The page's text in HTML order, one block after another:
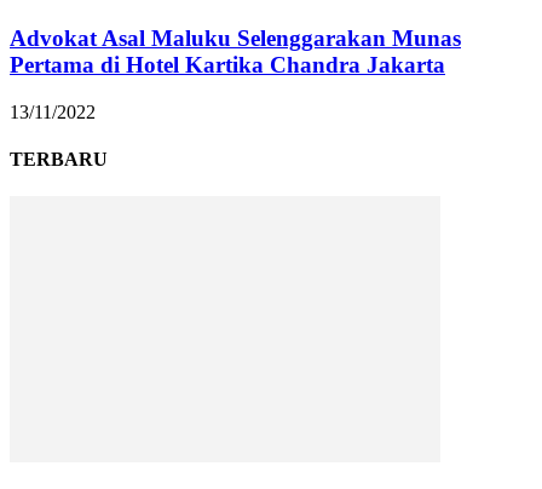
Advokat Asal Maluku Selenggarakan Munas
Pertama di Hotel Kartika Chandra Jakarta
13/11/2022
TERBARU